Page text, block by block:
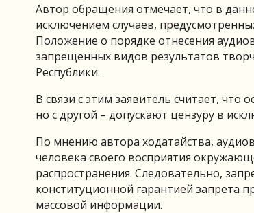
Автор обращения отмечает, что в
исключением случаев,
Положение о порядке отнесения
запрещенных видов результатов
Республики.
В связи с этим заявитель считает,
но с другой – допускают цензуру в
По мнению автора ходатайства,
человека своего восприятия
распространения. Следовательно,
конституционной гарантией запрета
массовой информации.